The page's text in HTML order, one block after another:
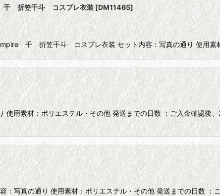
折笠千斗 コスプレ衣装[DM11465]
千 折笠千斗 コスプレ衣装 セット内容：写真の通り 使用素
用素材：ポリエステル・その他 発送までの日数 ：ご入金確認後
写真の通り 使用素材：ポリエステル・その他 発送までの日数 ：